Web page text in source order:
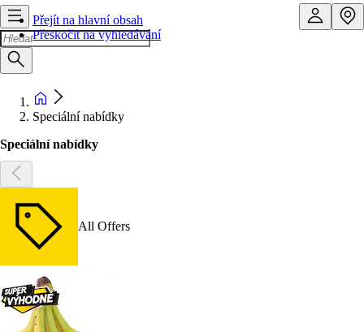
Přejít na hlavní obsah
Přeskočit na vyhledávání
Speciální nabídky
Speciální nabídky
All Offers